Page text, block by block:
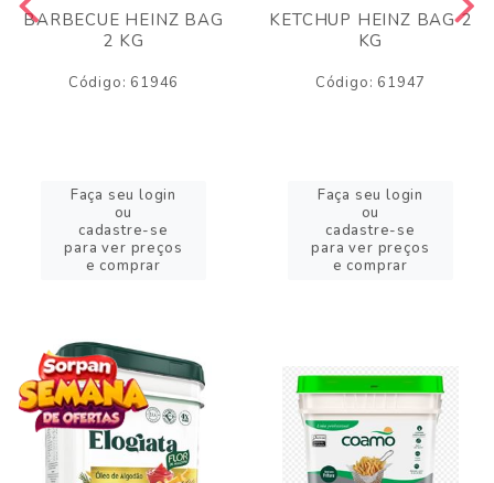
BARBECUE HEINZ BAG
2 KG
Código: 61946
Faça seu login
ou
cadastre-se
para ver preços
e comprar
KETCHUP HEINZ BAG 2
KG
Código: 61947
Faça seu login
ou
cadastre-se
para ver preços
e comprar